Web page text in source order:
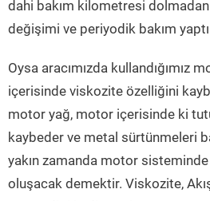
dahi bakım kilometresi dolmadan
değişimi ve periyodik bakım
Oysa aracımızda kullandığımız
içerisinde viskozite özelliğini
motor yağ, motor içerisinde ki
kaybeder ve metal sürtünmeleri
yakın zamanda motor
oluşacak demektir. Viskozite,